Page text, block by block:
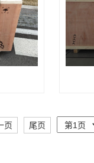
页 尾页